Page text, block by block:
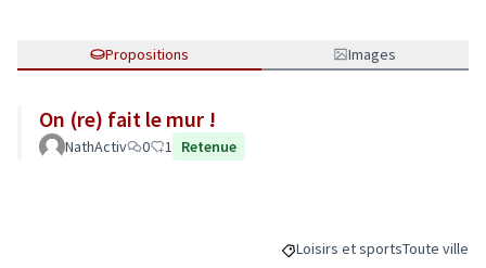
Propositions Images
On (re) fait le mur !
NathActiv 0 1 Retenue
Filtrer les résultats de la
Loisirs et sportsFiltrer les
Toute ville